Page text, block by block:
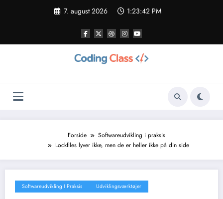
7. august 2026 1:23:44 PM
Forside
Softwareudvikling i praksis
Lockfiles lyver ikke, men de er heller ikke på din side
Softwareudvikling I Praksis Udviklingsværktøjer